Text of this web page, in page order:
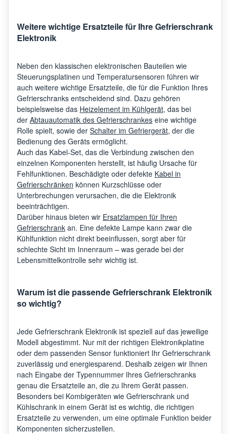
Weitere wichtige Ersatzteile für Ihre Gefrierschrank
Elektronik
Neben den klassischen elektronischen Bauteilen wie
Steuerungsplatinen und Temperatursensoren führen wir
auch weitere wichtige Ersatzteile, die für die Funktion Ihres
Gefrierschranks entscheidend sind. Dazu gehören
beispielsweise das Heizelement im Kühlgerät, das bei
der Abtauautomatik des Gefrierschrankes eine wichtige
Rolle spielt, sowie der Schalter im Gefriergerät, der die
Bedienung des Geräts ermöglicht.
Auch das Kabel-Set, das die Verbindung zwischen den
einzelnen Komponenten herstellt, ist häufig Ursache für
Fehlfunktionen. Beschädigte oder defekte Kabel in
Gefrierschränken können Kurzschlüsse oder
Unterbrechungen verursachen, die die Elektronik
beeinträchtigen.
Darüber hinaus bieten wir Ersatzlampen für Ihren
Gefrierschrank an. Eine defekte Lampe kann zwar die
Kühlfunktion nicht direkt beeinflussen, sorgt aber für
schlechte Sicht im Innenraum – was gerade bei der
Lebensmittelkontrolle sehr wichtig ist.
Warum ist die passende Gefrierschrank Elektronik
so wichtig?
Jede Gefrierschrank Elektronik ist speziell auf das jeweilige
Modell abgestimmt. Nur mit der richtigen Elektronikplatine
oder dem passenden Sensor funktioniert Ihr Gefrierschrank
zuverlässig und energiesparend. Deshalb zeigen wir Ihnen
nach Eingabe der Typennummer Ihres Gefrierschranks
genau die Ersatzteile an, die zu Ihrem Gerät passen.
Besonders bei Kombigeräten wie Gefrierschrank und
Kühlschrank in einem Gerät ist es wichtig, die richtigen
Ersatzteile zu verwenden, um eine optimale Funktion beider
Komponenten sicherzustellen.